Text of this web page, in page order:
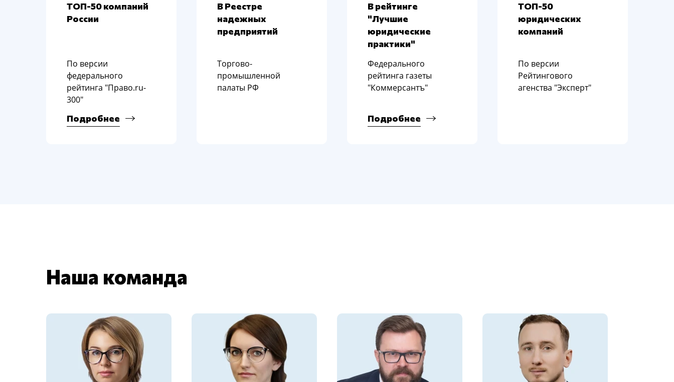
ТОП-50 компаний
России
По версии
федерального
рейтинга "Право.ru-
300"
Подробнее
В Реестре
надежных
предприятий
Тoргoвo-
прoмышленнoй
палаты РФ
В рейтинге
"Лучшие
юридические
практики"
Федерального
рейтинга газеты
"Коммерсантъ"
Подробнее
ТОП-50
юридических
компаний
По версии
Рейтингового
агенства "Эксперт"
Наша команда